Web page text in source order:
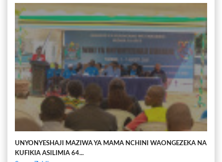
UNYONYESHAJI MAZIWA YA MAMA NCHINI WAONGEZEKA NA
KUFIKIA ASILIMIA 64...